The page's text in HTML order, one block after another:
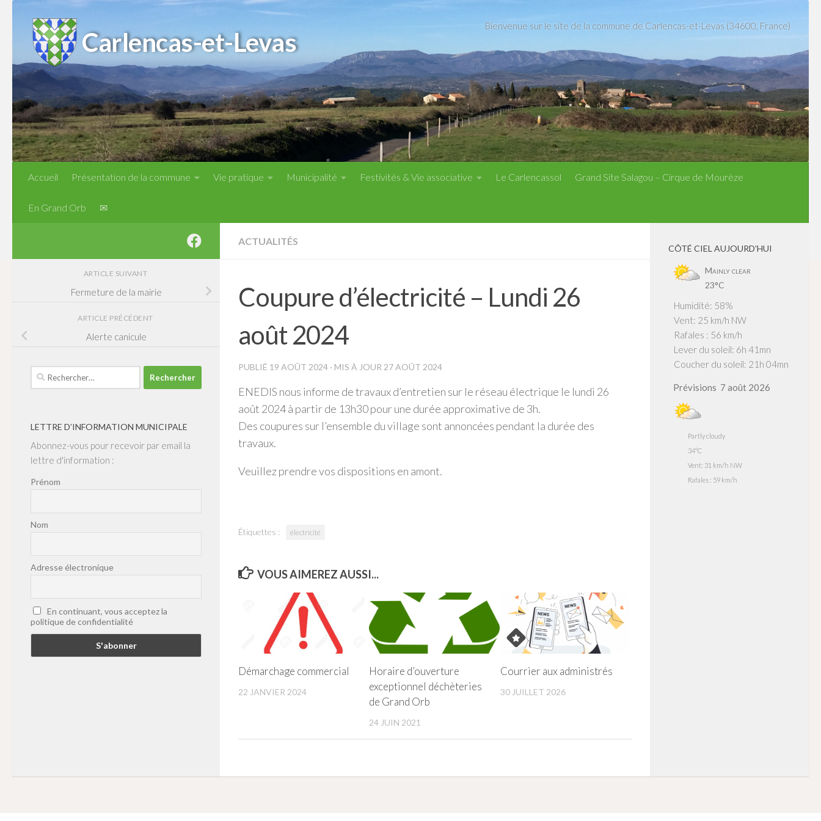
Skip to content
Carlencas-et-Levas
Bienvenue sur le site de la commune de Carlencas-et-Levas (34600, France)
Accueil Présentation de la commune Vie pratique Municipalité Festivités & Vie associative Le Carlencassol Grand Site Salagou – Cirque de Mourèze
En Grand Orb ✉
ACTUALITÉS
Coupure d’électricité – Lundi 26
août 2024
PUBLIÉ 19 AOÛT 2024 · MIS À JOUR 27 AOÛT 2024
ENEDIS nous informe de travaux d’entretien sur le réseau électrique le lundi 26
août 2024 à partir de 13h30 pour une durée approximative de 3h.
Des coupures sur l’ensemble du village sont annoncées pendant la durée des
travaux.
Veuillez prendre vos dispositions en amont.
Étiquettes : électricité
VOUS AIMEREZ AUSSI...
Démarchage commercial
22 JANVIER 2024
Horaire d’ouverture
exceptionnel déchèteries
de Grand Orb
24 JUIN 2021
Courrier aux administrés
30 JUILLET 2026
ARTICLE SUIVANT
Fermeture de la mairie
ARTICLE PRÉCÉDENT
Alerte canicule
Rechercher :
LETTRE D’INFORMATION MUNICIPALE
Abonnez-vous pour recevoir par email la
lettre d'information :
Prénom
Nom
Adresse électronique
En continuant, vous acceptez la
politique de confidentialité
CÔTÉ CIEL AUJOURD'HUI
Mainly clear
23°C
Humidité: 58%
Vent: 25 km/h NW
Rafales : 56 km/h
Lever du soleil: 6h 41mn
Coucher du soleil: 21h 04mn
Prévisions 7 août 2026
Partly cloudy
34°C
Vent: 31 km/h NW
Rafales : 59 km/h